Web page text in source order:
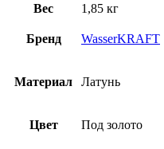
Вес
1,85 кг
Бренд WasserKRAFT
Материал Латунь
Цвет Под золото